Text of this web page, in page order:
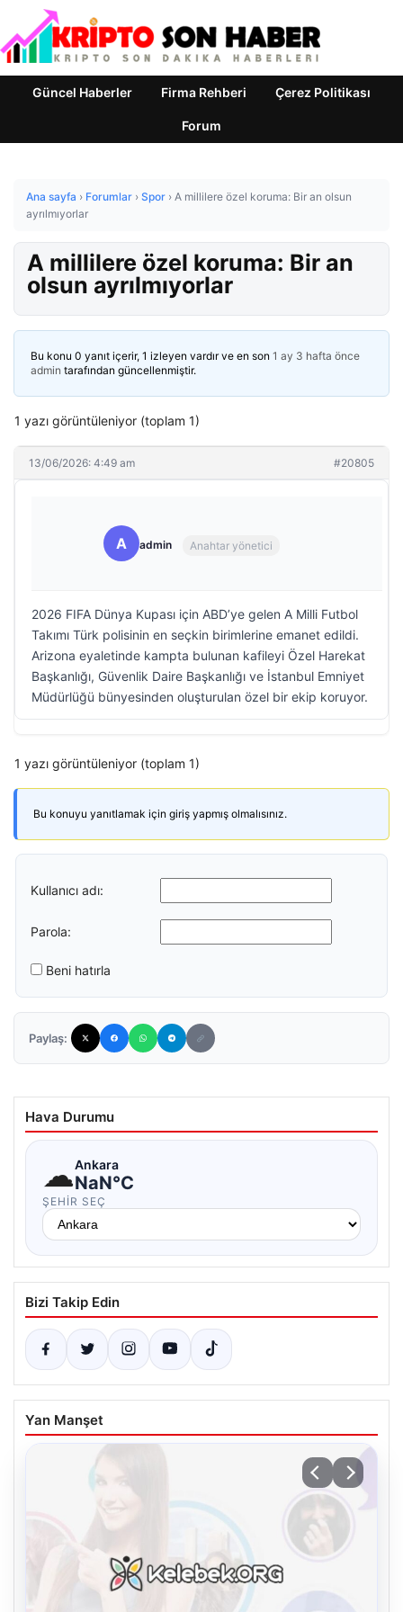
Güncel Haberler Firma Rehberi Çerez Politikası
Forum
Ana sayfa › Forumlar › Spor › A millilere özel koruma: Bir an olsun
ayrılmıyorlar
A millilere özel koruma: Bir an
olsun ayrılmıyorlar
Bu konu 0 yanıt içerir, 1 izleyen vardır ve en son 1 ay 3 hafta önce
admin tarafından güncellenmiştir.
1 yazı görüntüleniyor (toplam 1)
13/06/2026: 4:49 am #20805
A admin Anahtar yönetici
2026 FIFA Dünya Kupası için ABD’ye gelen A Milli Futbol
Takımı Türk polisinin en seçkin birimlerine emanet edildi.
Arizona eyaletinde kampta bulunan kafileyi Özel Harekat
Başkanlığı, Güvenlik Daire Başkanlığı ve İstanbul Emniyet
Müdürlüğü bünyesinden oluşturulan özel bir ekip koruyor.
1 yazı görüntüleniyor (toplam 1)
Bu konuyu yanıtlamak için giriş yapmış olmalısınız.
Kullanıcı adı:
Parola:
Beni hatırla
Paylaş:
Hava Durumu
☁Ankara
NaN°C
ŞEHIR SEÇ
Bizi Takip Edin
Yan Manşet